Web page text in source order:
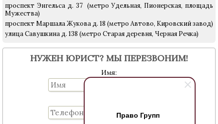
Право Групп
проспект Энгельса д. 37 (метро Удельная, Пионерская, площадь
Мужества)
проспект Маршала Жукова д. 18 (метро Автово, Кировский завод)
улица Савушкина д. 138 (метро Старая деревня, Черная Речка)
НУЖЕН ЮРИСТ? МЫ ПЕРЕЗВОНИМ!
Имя: